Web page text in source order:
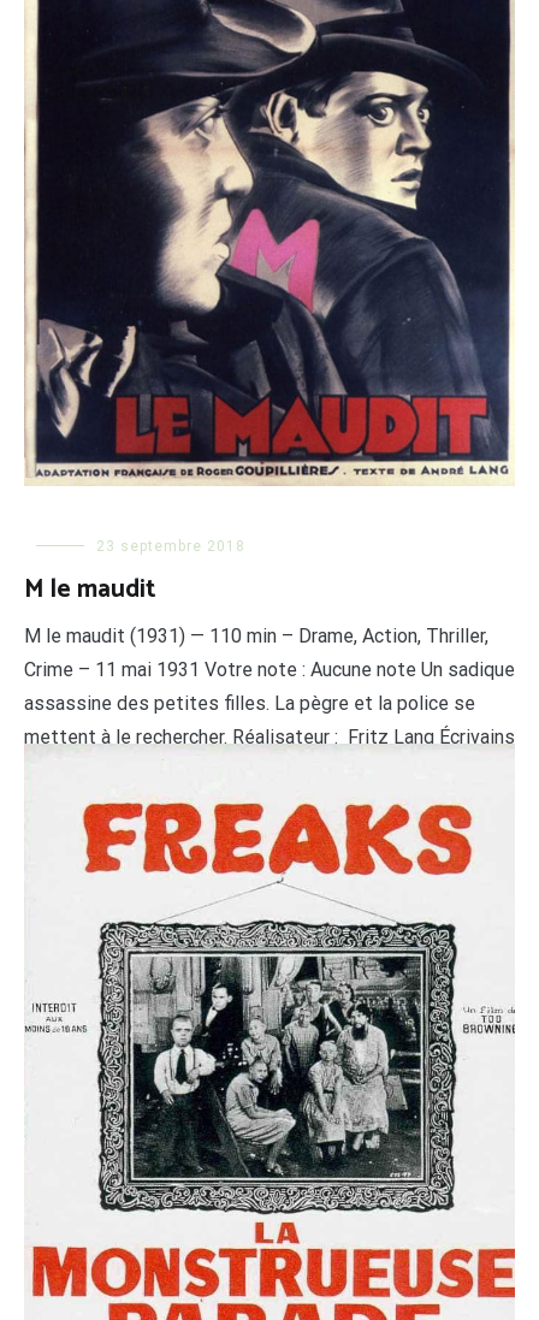
23 septembre 2018
M le maudit
M le maudit (1931) — 110 min – Drame, Action, Thriller,
Crime – 11 mai 1931 Votre note : Aucune note Un sadique
assassine des petites filles. La pègre et la police se
mettent à le rechercher. Réalisateur : Fritz Lang Écrivains
Gustaf Gründgens, Friedrich Gnaß, Rudolf […]
LIRE LA SUITE